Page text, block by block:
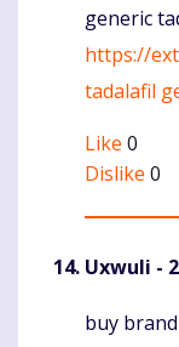
generic
https://
tadalafil
Like 0
Dislike 0
Uxwuli -
buy